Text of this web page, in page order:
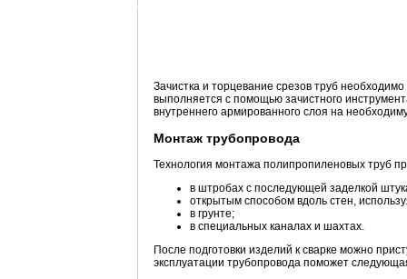
Зачистка и торцевание срезов труб
выполняется с помощью зачистного
внутреннего армированного слоя на
Монтаж трубопровода
Технология монтажа полипропиленовых труб
в штробах с последующей заделкой
открытым способом вдоль стен,
в грунте;
в специальных каналах и шахтах.
После подготовки изделий к сварке можно
эксплуатации трубопровода поможет